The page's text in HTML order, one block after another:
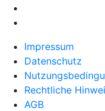
Impressum
Datenschutz
Rechtliche
AGB